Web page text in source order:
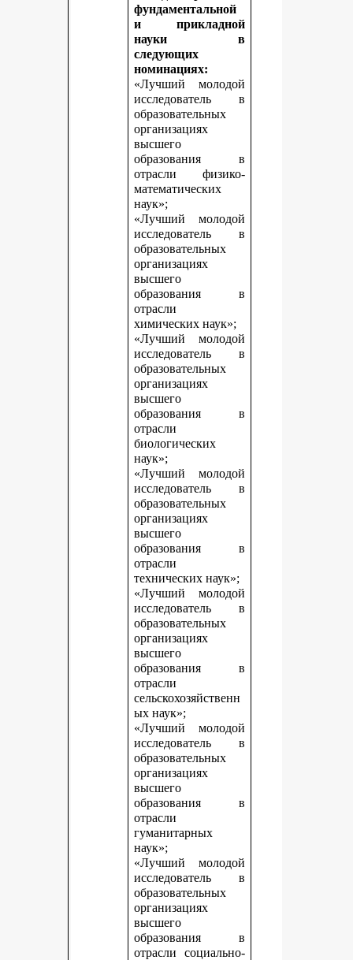
фундаментальной
и прикладной
науки в
следующих
номинациях:
«Лучший молодой
исследователь в
образовательных
организациях
высшего
образования в
отрасли физико-
математических
наук»;
«Лучший молодой
исследователь в
образовательных
организациях
высшего
образования в
отрасли
химических наук»;
«Лучший молодой
исследователь в
образовательных
организациях
высшего
образования в
отрасли
биологических
наук»;
«Лучший молодой
исследователь в
образовательных
организациях
высшего
образования в
отрасли
технических наук»;
«Лучший молодой
исследователь в
образовательных
организациях
высшего
образования в
отрасли
сельскохозяйственн
ых наук»;
«Лучший молодой
исследователь в
образовательных
организациях
высшего
образования в
отрасли
гуманитарных
наук»;
«Лучший молодой
исследователь в
образовательных
организациях
высшего
образования в
отрасли социально-